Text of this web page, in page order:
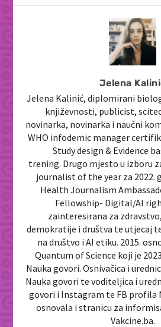
Jelena
Jelena Kalinić, diplomirani
književnosti, publicist,
novinarka, novinarka i naučni
WHO infodemic manager
Study design & Evidence
trening. Drugo mjesto u izboru
journalist of the year za 2022.
Health Journalism
Fellowship- Digital/AI
zainteresirana za
demokratije i društva te utjecaj
na društvo i AI etiku. 2015.
Quantum of Science koji je
Nauka govori. Osnivačica i
Nauka govori te voditeljica i
govori i Instagram te FB profila
osnovala i stranicu za
Vakcine.ba.